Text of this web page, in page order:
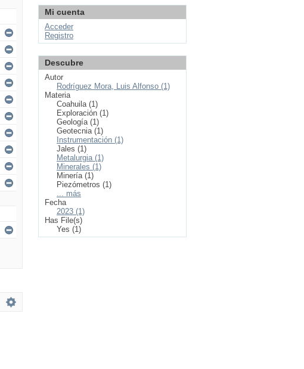
Mi cuenta
Acceder
Registro
Descubre
Autor
Rodríguez Mora, Luis Alfonso (1)
Materia
Coahuila (1)
Exploración (1)
Geología (1)
Geotecnia (1)
Instrumentación (1)
Jales (1)
Metalurgia (1)
Minerales (1)
Minería (1)
Piezómetros (1)
... más
Fecha
2023 (1)
Has File(s)
Yes (1)